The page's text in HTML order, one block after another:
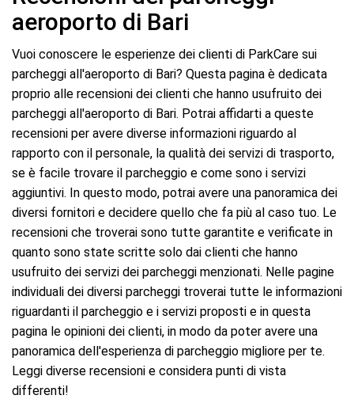
aeroporto di Bari
Vuoi conoscere le esperienze dei clienti di ParkCare sui
parcheggi all'aeroporto di Bari? Questa pagina è dedicata
proprio alle recensioni dei clienti che hanno usufruito dei
parcheggi all'aeroporto di Bari. Potrai affidarti a queste
recensioni per avere diverse informazioni riguardo al
rapporto con il personale, la qualità dei servizi di trasporto,
se è facile trovare il parcheggio e come sono i servizi
aggiuntivi. In questo modo, potrai avere una panoramica dei
diversi fornitori e decidere quello che fa più al caso tuo. Le
recensioni che troverai sono tutte garantite e verificate in
quanto sono state scritte solo dai clienti che hanno
usufruito dei servizi dei parcheggi menzionati. Nelle pagine
individuali dei diversi parcheggi troverai tutte le informazioni
riguardanti il parcheggio e i servizi proposti e in questa
pagina le opinioni dei clienti, in modo da poter avere una
panoramica dell'esperienza di parcheggio migliore per te.
Leggi diverse recensioni e considera punti di vista
differenti!